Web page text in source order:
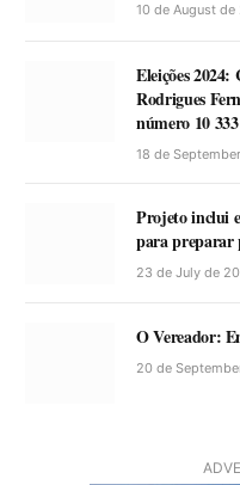
10 de August
Eleições 2024:
Rodrigues
número 10
18 de
Projeto inclui
para preparar
23 de July de
O Vereador:
20 de